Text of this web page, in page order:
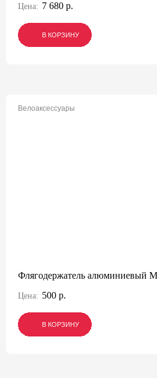
Цена: 7 680 р.
В КОРЗИНУ
В КОРЗИНУ
В КОРЗИНУ
Велоаксессуары
Флягодержатель алюминиевый
Цена: 500 р.
В КОРЗИНУ
В КОРЗИНУ
В КОРЗИНУ